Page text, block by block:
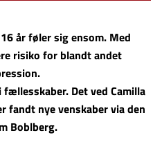
år føler sig ensom. Med
risiko for blandt andet
Det ved Camilla
fandt nye venskaber via den
Boblberg.